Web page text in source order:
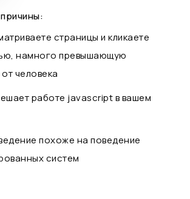
страницы и кликаете
намного превышающую
человека
работе javascript в вашем
похоже на поведение
систем